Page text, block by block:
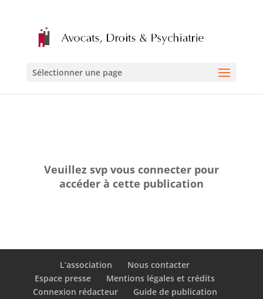
Sélectionner une page
Veuillez svp vous connecter pour
accéder à cette publication
L’association
Nous contacter
Espace presse
Mentions légales et crédits
Connexion rédacteur
Guide de publication